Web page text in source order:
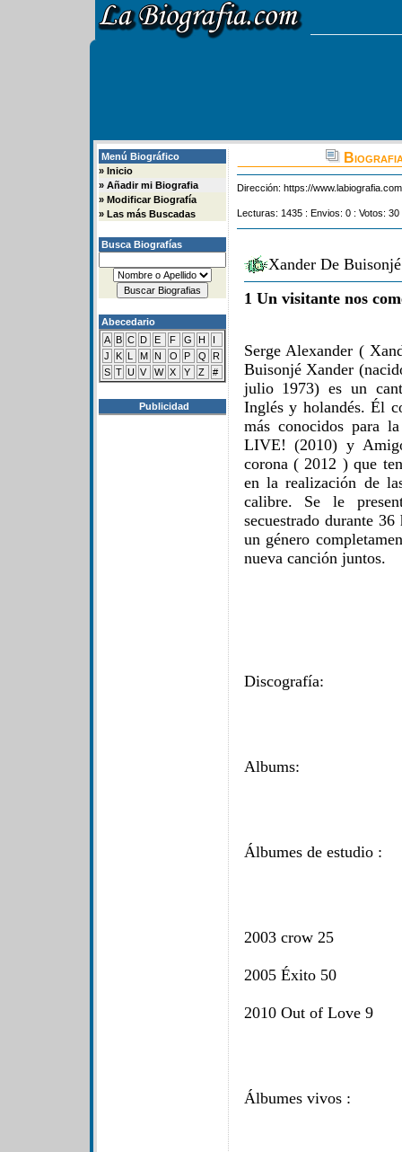
Menú Biográfico
» Inicio
» Añadir mi Biografia
» Modificar Biografía
» Las más Buscadas
Busca Biografías
Abecedario
A B C D E F G H
I
J
K L M N O P Q
R
S T U V W X Y Z #
Publicidad
Dirección: https://
Lecturas: 1435 : Envios: 0 : Votos:
Xander De
1 Un visitante nos
Serge Alexander (
Buisonjé Xander
julio 1973) es un
Inglés y holandés. Él
más conocidos para
LIVE! (2010) y
corona ( 2012 ) que
en la realización de
calibre. Se le
secuestrado durante
un género
nueva canción juntos.
Discografía:
Albums:
Álbumes de estudio :
2003 crow 25
2005 Éxito 50
2010 Out of Love 9
Álbumes vivos :